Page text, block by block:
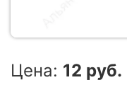
Цена: 12 руб.